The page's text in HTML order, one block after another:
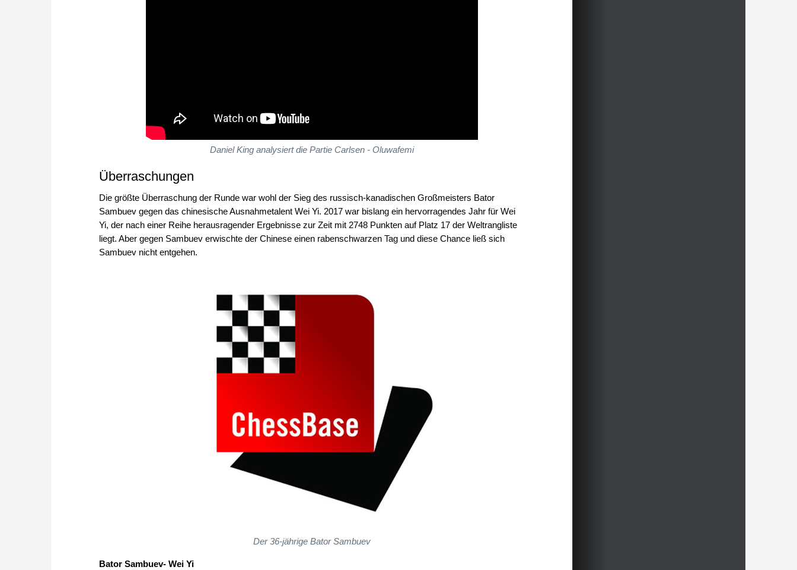
Daniel King analysiert die Partie Carlsen - Oluwafemi
Überraschungen
Die größte Überraschung der Runde war wohl der Sieg des russisch-kanadischen Großmeisters Bator
Sambuev gegen das chinesische Ausnahmetalent Wei Yi. 2017 war bislang ein hervorragendes Jahr für Wei
Yi, der nach einer Reihe herausragender Ergebnisse zur Zeit mit 2748 Punkten auf Platz 17 der Weltrangliste
liegt. Aber gegen Sambuev erwischte der Chinese einen rabenschwarzen Tag und diese Chance ließ sich
Sambuev nicht entgehen.
Der 36-jährige Bator Sambuev
Bator Sambuev- Wei Yi